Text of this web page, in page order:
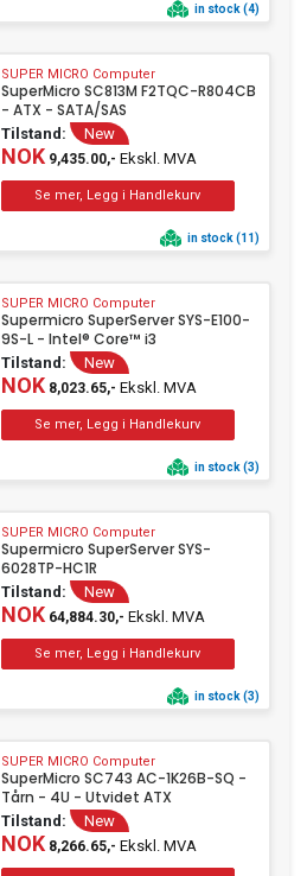
in stock (4)
SUPER MICRO Computer
SuperMicro SC813M F2TQC-R804CB
- ATX - SATA/SAS
Tilstand: New
NOK9,435.00,- Ekskl. MVA
in stock (11)
SUPER MICRO Computer
Supermicro SuperServer SYS-E100-
9S-L - Intel® Core™ i3
Tilstand: New
NOK8,023.65,- Ekskl. MVA
in stock (3)
SUPER MICRO Computer
Supermicro SuperServer SYS-
6028TP-HC1R
Tilstand: New
NOK64,884.30,- Ekskl. MVA
in stock (3)
SUPER MICRO Computer
SuperMicro SC743 AC-1K26B-SQ -
Tårn - 4U - Utvidet ATX
Tilstand: New
NOK8,266.65,- Ekskl. MVA